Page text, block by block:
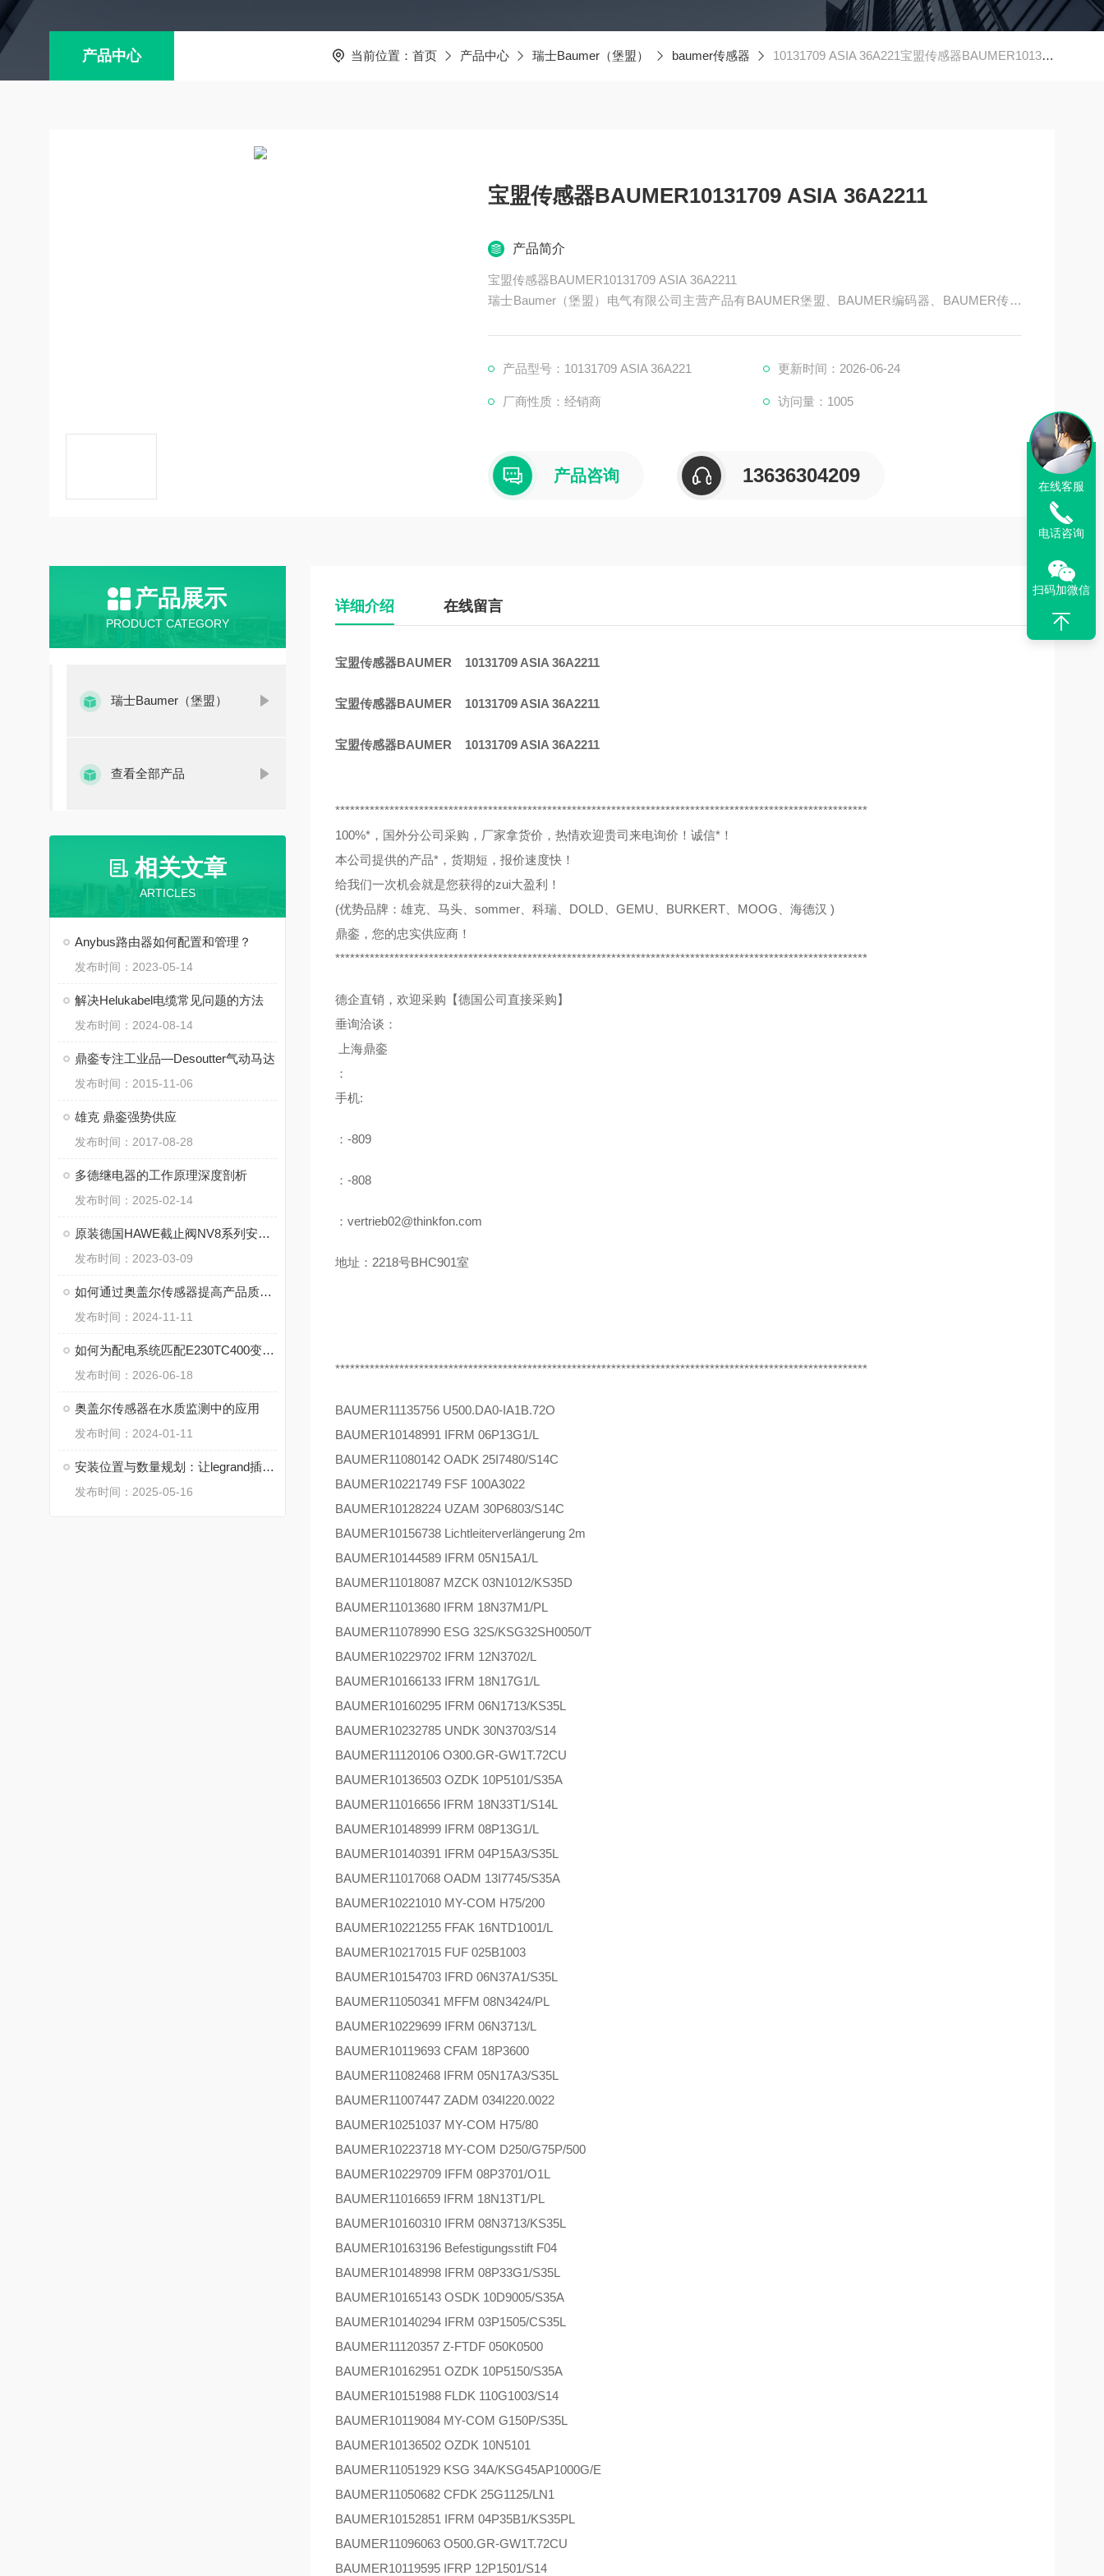
产品中心 当前位置： 首页 产品中心 瑞士Baumer（堡盟） baumer传感器 10131709 ASIA 36A221宝盟传感器BAUMER10131709 ASIA 36A2211
宝盟传感器BAUMER10131709 ASIA 36A2211
产品简介
宝盟传感器BAUMER10131709 ASIA 36A2211
瑞士Baumer（堡盟）电气有限公司主营产品有BAUMER堡盟、BAUMER编码器、BAUMER传感
产品型号：10131709 ASIA 36A221
更新时间：2026-06-24
厂商性质：经销商 访问量：1005
产品咨询 13636304209
产品展示
PRODUCT CATEGORY
瑞士Baumer（堡盟）
查看全部产品
相关文章
ARTICLES
Anybus路由器如何配置和管理？
发布时间：2023-05-14
解决Helukabel电缆常见问题的方法
发布时间：2024-08-14
鼎銮专注工业品—Desoutter气动马达
发布时间：2015-11-06
雄克 鼎銮强势供应
发布时间：2017-08-28
多德继电器的工作原理深度剖析
发布时间：2025-02-14
原装德国HAWE截止阀NV8系列安装流程资料下载
发布时间：2023-03-09
如何通过奥盖尔传感器提高产品质量监控
发布时间：2024-11-11
如何为配电系统匹配E230TC400变压器
发布时间：2026-06-18
奥盖尔传感器在水质监测中的应用
发布时间：2024-01-11
安装位置与数量规划：让legrand插座提升用电效率
发布时间：2025-05-16
详细介绍 在线留言
宝盟传感器BAUMER 10131709 ASIA 36A2211
宝盟传感器BAUMER 10131709 ASIA 36A2211
宝盟传感器BAUMER 10131709 ASIA 36A2211
************************************************************************************************************
100%*，国外分公司采购，厂家拿货价，热情欢迎贵司来电询价！诚信*！
本公司提供的产品*，货期短，报价速度快！
给我们一次机会就是您获得的zui大盈利！
(优势品牌：雄克、马头、sommer、科瑞、DOLD、GEMU、BURKERT、MOOG、海德汉 )
鼎銮，您的忠实供应商！
************************************************************************************************************
德企直销，欢迎采购【德国公司直接采购】
垂询洽谈：
上海鼎銮
：
手机:
：-809
：-808
：vertrieb02@thinkfon.com
地址：2218号BHC901室
************************************************************************************************************
BAUMER11135756 U500.DA0-IA1B.72O
BAUMER10148991 IFRM 06P13G1/L
BAUMER11080142 OADK 25I7480/S14C
BAUMER10221749 FSF 100A3022
BAUMER10128224 UZAM 30P6803/S14C
BAUMER10156738 Lichtleiterverlängerung 2m
BAUMER10144589 IFRM 05N15A1/L
BAUMER11018087 MZCK 03N1012/KS35D
BAUMER11013680 IFRM 18N37M1/PL
BAUMER11078990 ESG 32S/KSG32SH0050/T
BAUMER10229702 IFRM 12N3702/L
BAUMER10166133 IFRM 18N17G1/L
BAUMER10160295 IFRM 06N1713/KS35L
BAUMER10232785 UNDK 30N3703/S14
BAUMER11120106 O300.GR-GW1T.72CU
BAUMER10136503 OZDK 10P5101/S35A
BAUMER11016656 IFRM 18N33T1/S14L
BAUMER10148999 IFRM 08P13G1/L
BAUMER10140391 IFRM 04P15A3/S35L
BAUMER11017068 OADM 13I7745/S35A
BAUMER10221010 MY-COM H75/200
BAUMER10221255 FFAK 16NTD1001/L
BAUMER10217015 FUF 025B1003
BAUMER10154703 IFRD 06N37A1/S35L
BAUMER11050341 MFFM 08N3424/PL
BAUMER10229699 IFRM 06N3713/L
BAUMER10119693 CFAM 18P3600
BAUMER11082468 IFRM 05N17A3/S35L
BAUMER11007447 ZADM 034I220.0022
BAUMER10251037 MY-COM H75/80
BAUMER10223718 MY-COM D250/G75P/500
BAUMER10229709 IFFM 08P3701/O1L
BAUMER11016659 IFRM 18N13T1/PL
BAUMER10160310 IFRM 08N3713/KS35L
BAUMER10163196 Befestigungsstift F04
BAUMER10148998 IFRM 08P33G1/S35L
BAUMER10165143 OSDK 10D9005/S35A
BAUMER10140294 IFRM 03P1505/CS35L
BAUMER11120357 Z-FTDF 050K0500
BAUMER10162951 OZDK 10P5150/S35A
BAUMER10151988 FLDK 110G1003/S14
BAUMER10119084 MY-COM G150P/S35L
BAUMER10136502 OZDK 10N5101
BAUMER11051929 KSG 34A/KSG45AP1000G/E
BAUMER11050682 CFDK 25G1125/LN1
BAUMER10152851 IFRM 04P35B1/KS35PL
BAUMER11096063 O500.GR-GW1T.72CU
BAUMER10119595 IFRP 12P1501/S14
在线客服
电话咨询
扫码加微信